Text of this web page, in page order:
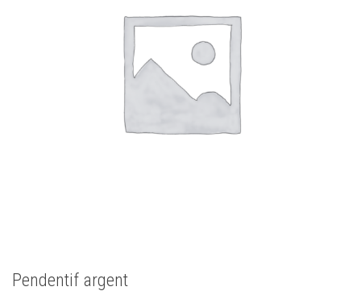
Pendentif argent